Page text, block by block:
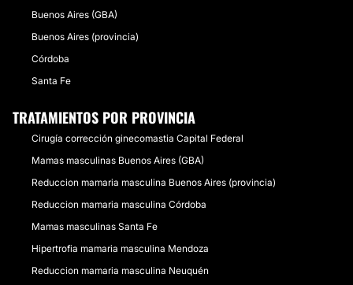
Buenos Aires (GBA)
Buenos Aires (provincia)
Córdoba
Santa Fe
TRATAMIENTOS POR PROVINCIA
Cirugía corrección ginecomastia Capital Federal
Mamas masculinas Buenos Aires (GBA)
Reduccion mamaria masculina Buenos Aires (provincia)
Reduccion mamaria masculina Córdoba
Mamas masculinas Santa Fe
Hipertrofia mamaria masculina Mendoza
Reduccion mamaria masculina Neuquén